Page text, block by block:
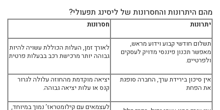
איך לבחור את המסלול הנכון לשימוש ברכב בלי להסתבך
כך תשלבו טכנולוגיה חכמה בשגרת הנהיגה שלכם
היתרונות של פתרונות תחבורה גמישים בעידן החדש
טעויות נפוצות בבחירת פתרונות תחבורה ואיך להימנע מהן
מהם היתרונות והחסרונות של ליסינג תפעולי?
יתרונות חסרונות
תשלום חודשי קבוע וידוע מראש,
מאפשר תכנון פיננסי מדויק לעסקים
ולפרטיים.
לאורך זמן, העלות הכוללת עשויה להיות
גבוהה יותר מרכישת רכב בבעלות פרטית
אין סיכון בירידת ערך, החברה סופגת
את הפחת
יציאה מוקדמת מהחוזה עלולה לגרור
קנס או עלות יציאה גבוהה.
לעצמאים עם קילומטראז’ נמוך במיוחד,